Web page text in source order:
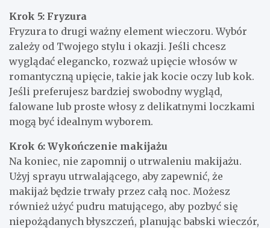
Krok 5: Fryzura
Fryzura to drugi ważny element wieczoru. Wybór
zależy od Twojego stylu i okazji. Jeśli chcesz
wyglądać elegancko, rozważ upięcie włosów w
romantyczną upięcie, takie jak kocie oczy lub kok.
Jeśli preferujesz bardziej swobodny wygląd,
falowane lub proste włosy z delikatnymi loczkami
mogą być idealnym wyborem.
Krok 6: Wykończenie makijażu
Na koniec, nie zapomnij o utrwaleniu makijażu.
Użyj sprayu utrwalającego, aby zapewnić, że
makijaż będzie trwały przez całą noc. Możesz
również użyć pudru matującego, aby pozbyć się
niepożądanych błyszczeń, planując babski wieczór,